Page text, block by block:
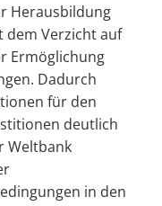
Herausbildung
Verzicht auf
Ermöglichung
Dadurch
für den
deutlich
Weltbank
in den